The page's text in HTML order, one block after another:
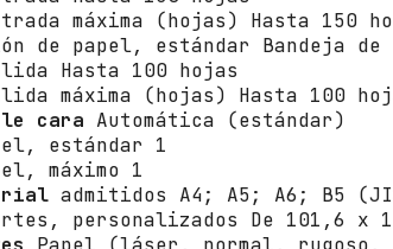
máxima (hojas) Hasta 150
de papel, estándar Bandeja
Hasta 100 hojas
máxima (hojas) Hasta 100
cara Automática (estándar)
estándar 1
máximo 1
admitidos A4; A5; A6; B5
personalizados De 101,6 x